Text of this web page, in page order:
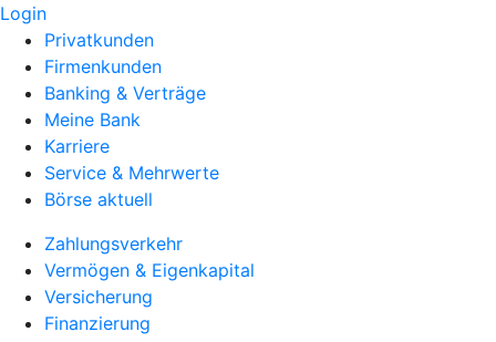
Login
Privatkunden
Firmenkunden
Banking & Verträge
Meine Bank
Karriere
Service & Mehrwerte
Börse aktuell
Zahlungsverkehr
Vermögen & Eigenkapital
Versicherung
Finanzierung